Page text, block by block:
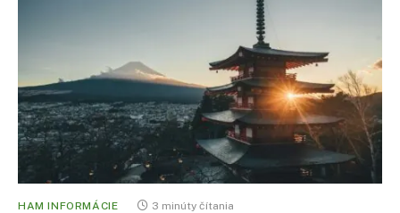
HAM INFORMÁCIE 3 minúty čítania